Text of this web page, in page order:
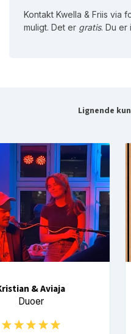
Kontakt Kwella & Friis via
muligt. Det er gratis. Du er
Lignende
& Aviaja
Duoer